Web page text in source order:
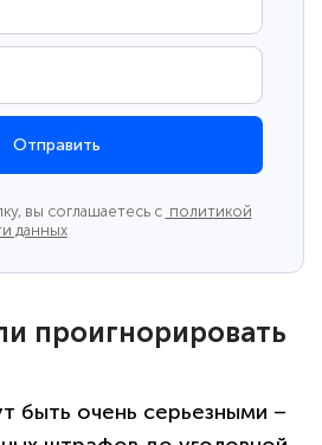
Отправить
вы соглашаетесь с политикой
данных
проигнорировать
быть очень серьезными –